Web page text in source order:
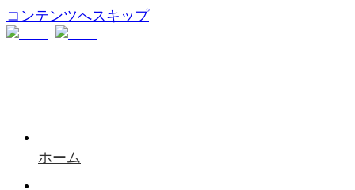
コンテンツへスキップ
ホーム